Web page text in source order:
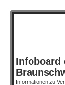
Infoboard
Informationen zu